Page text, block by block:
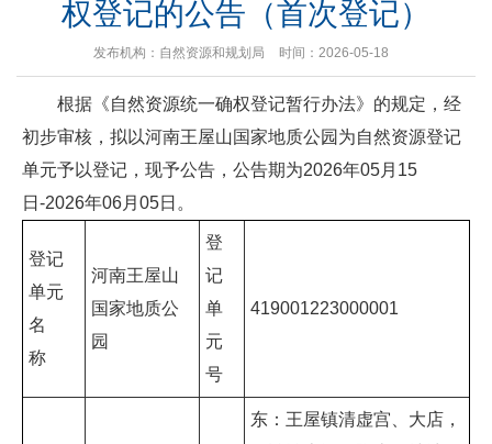
权登记的公告（首次登记）
发布机构：自然资源和规划局 时间：2026-05-18
根据《自然资源统一确权登记暂行办法》的规定，经
初步审核，拟以河南王屋山国家地质公园为自然资源登记
单元予以登记，现予公告，公告期为2026年05月15
日-2026年06月05日。
登记
单元
名
称
河南王屋山
国家地质公
园
登
记
单
元
号
419001223000001
东：王屋镇清虚宫、大店，